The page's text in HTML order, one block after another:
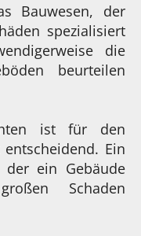
Bauwesen, der
spezialisiert
die
beurteilen
ist für den
Ein
der ein Gebäude
Schaden